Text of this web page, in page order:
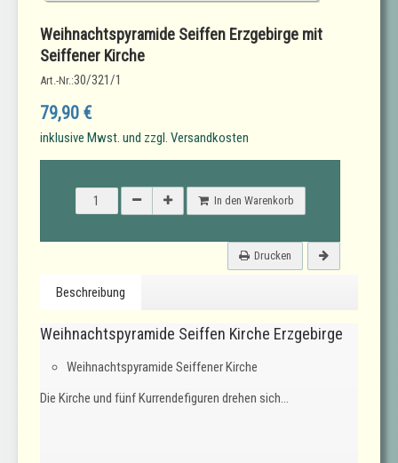
Weihnachtspyramide Seiffen Erzgebirge mit
Seiffener Kirche
Art.-Nr.:30/321/1
79,90 €
inklusive Mwst. und zzgl. Versandkosten
In den Warenkorb
Drucken
Beschreibung
Weihnachtspyramide Seiffen Kirche Erzgebirge
Weihnachtspyramide Seiffener Kirche
Die Kirche und fünf Kurrendefiguren drehen sich...